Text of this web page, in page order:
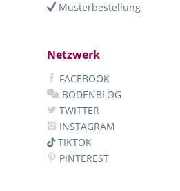
Musterbestellung
Netzwerk
FACEBOOK
BODENBLOG
TWITTER
INSTAGRAM
TIKTOK
PINTEREST